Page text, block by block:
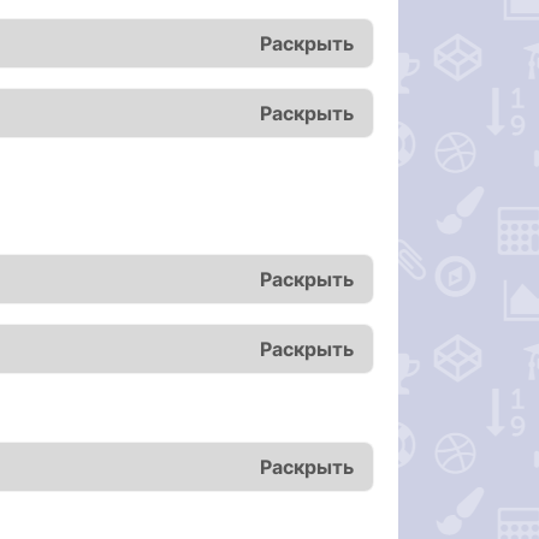
Раскрыть
Раскрыть
Раскрыть
Раскрыть
Раскрыть